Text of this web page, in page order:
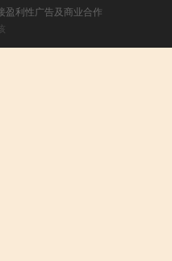
盈利性广告及商业合作